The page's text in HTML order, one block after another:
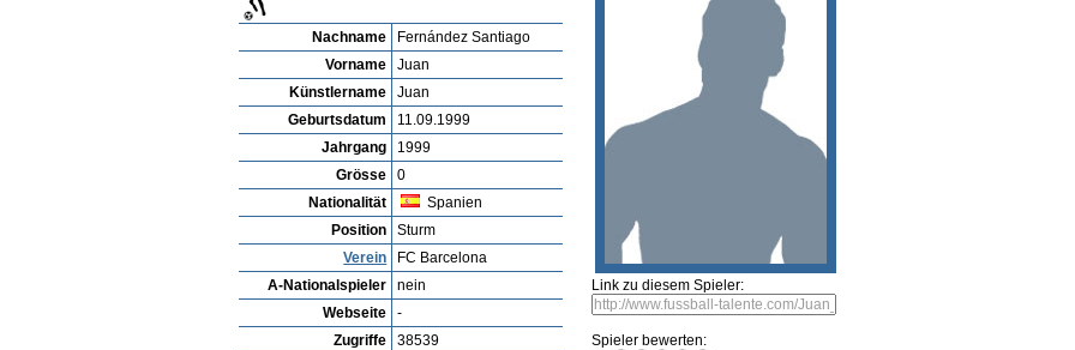
Nachname
Fernández Santiago
Vorname
Juan
Künstlername
Juan
Geburtsdatum
11.09.1999
Jahrgang
1999
Grösse
0
Nationalität
Spanien
Position
Sturm
Verein
FC Barcelona
A-Nationalspieler
nein
Webseite
-
Zugriffe
38539
Link zu diesem Spieler:
Spieler bewerten: